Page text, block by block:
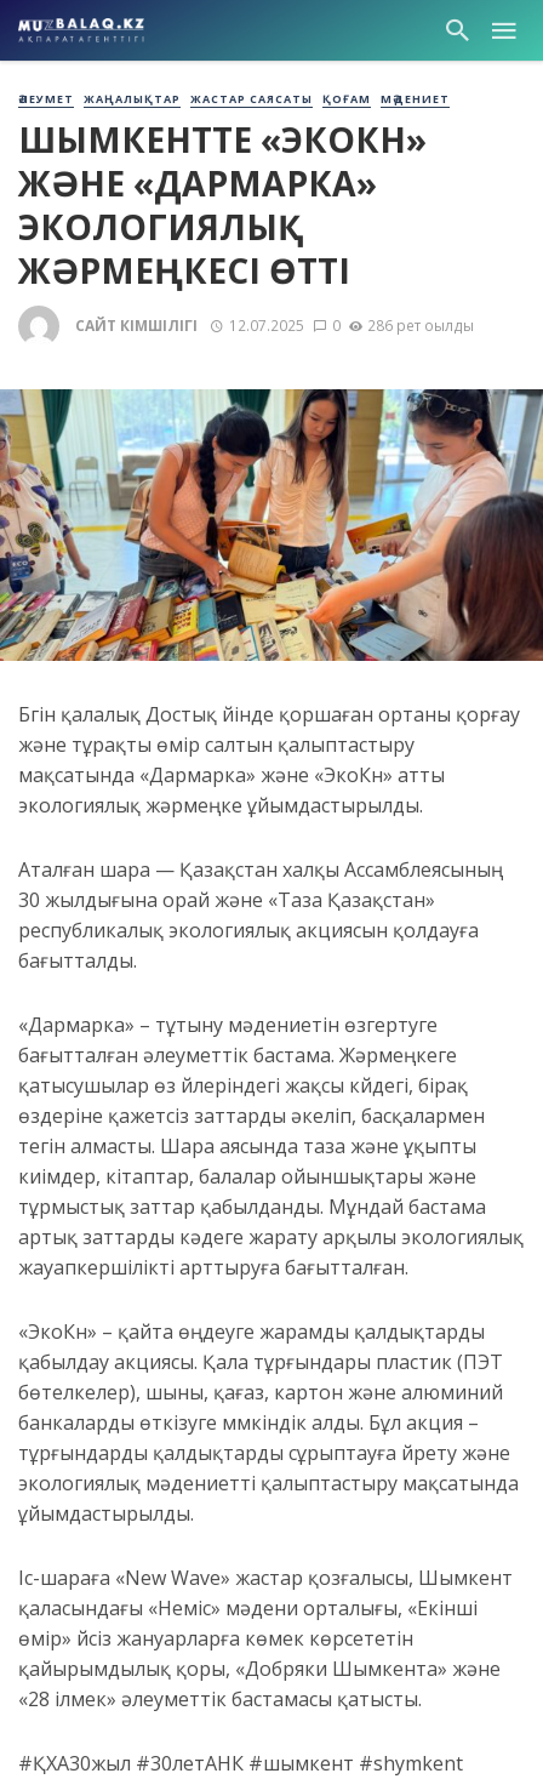
ӘЛЕУМЕТ ЖАҢАЛЫҚТАР ЖАСТАР САЯСАТЫ ҚОҒАМ МӘДЕНИЕТ
ШЫМКЕНТТЕ «ЭКОКҮН»
ЖӘНЕ «ДАРМАРКА»
ЭКОЛОГИЯЛЫҚ
ЖӘРМЕҢКЕСІ ӨТТІ
САЙТ ӘКІМШІЛІГІ 12.07.2025 0 286 рет оқылды
Бүгін қалалық Достық үйінде қоршаған ортаны қорғау
және тұрақты өмір салтын қалыптастыру
мақсатында «Дармарка» және «ЭкоКүн» атты
экологиялық жәрмеңке ұйымдастырылды.
Аталған шара — Қазақстан халқы Ассамблеясының
30 жылдығына орай және «Таза Қазақстан»
республикалық экологиялық акциясын қолдауға
бағытталды.
«Дармарка» – тұтыну мәдениетін өзгертуге
бағытталған әлеуметтік бастама. Жәрмеңкеге
қатысушылар өз үйлеріндегі жақсы күйдегі, бірақ
өздеріне қажетсіз заттарды әкеліп, басқалармен
тегін алмасты. Шара аясында таза және ұқыпты
киімдер, кітаптар, балалар ойыншықтары және
тұрмыстық заттар қабылданды. Мұндай бастама
артық заттарды кәдеге жарату арқылы экологиялық
жауапкершілікті арттыруға бағытталған.
«ЭкоКүн» – қайта өңдеуге жарамды қалдықтарды
қабылдау акциясы. Қала тұрғындары пластик (ПЭТ
бөтелкелер), шыны, қағаз, картон және алюминий
банкаларды өткізуге мүмкіндік алды. Бұл акция –
тұрғындарды қалдықтарды сұрыптауға үйрету және
экологиялық мәдениетті қалыптастыру мақсатында
ұйымдастырылды.
Іс-шараға «New Wave» жастар қозғалысы, Шымкент
қаласындағы «Неміс» мәдени орталығы, «Екінші
өмір» үйсіз жануарларға көмек көрсететін
қайырымдылық қоры, «Добряки Шымкента» және
«28 ілмек» әлеуметтік бастамасы қатысты.
#ҚХА30жыл #30летАНК #шымкент #shymkent